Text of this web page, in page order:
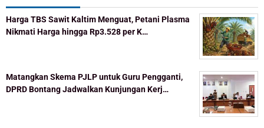
Harga TBS Sawit Kaltim Menguat, Petani Plasma
Nikmati Harga hingga Rp3.528 per K…
Matangkan Skema PJLP untuk Guru Pengganti,
DPRD Bontang Jadwalkan Kunjungan Kerj…